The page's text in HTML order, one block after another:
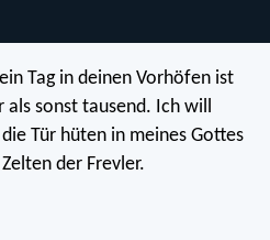
Tag in deinen Vorhöfen ist
als sonst tausend. Ich will
die Tür hüten in meines Gottes
der Frevler.